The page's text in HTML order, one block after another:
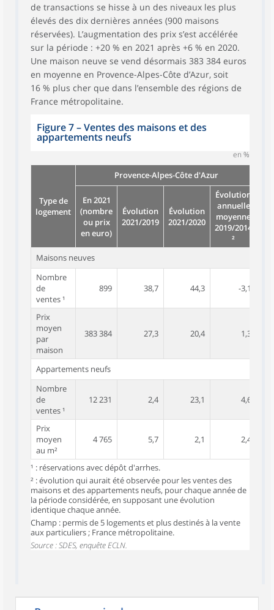
de transactions se hisse à un des niveaux les plus
élevés des dix dernières années (900 maisons
réservées). L’augmentation des prix s’est accélérée
sur la période : +20 % en 2021 après +6 % en 2020.
Une maison neuve se vend désormais 383 384 euros
en moyenne en Provence-Alpes-Côte d’Azur, soit
16 % plus cher que dans l’ensemble des régions de
France métropolitaine.
Figure 7–Ventes des maisons et des
appartements neufs
en %
Type de
logement
Provence-Alpes-Côte d'Azur
En 2021
(nombre
ou prix
en euro)
Évolution
2021/2019
Évolution
2021/2020
Évolution
annuelle
moyenne
2019/2014
²
Maisons neuves
Nombre
de
ventes ¹
899 38,7 44,3 -3,1
Prix
moyen
par
maison
383 384 27,3 20,4 1,3
Appartements neufs
Nombre
de
ventes ¹
12 231 2,4 23,1 4,6
Prix
moyen
au m²
4 765 5,7 2,1 2,4
¹ : réservations avec dépôt d'arrhes.
² : évolution qui aurait été observée pour les ventes des
maisons et des appartements neufs, pour chaque année de
la période considérée, en supposant une évolution
identique chaque année.
Champ : permis de 5 logements et plus destinés à la vente
aux particuliers ; France métropolitaine.
Source : SDES, enquête ECLN.